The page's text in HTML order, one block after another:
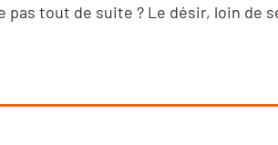
tout de suite ? Le désir, loin de